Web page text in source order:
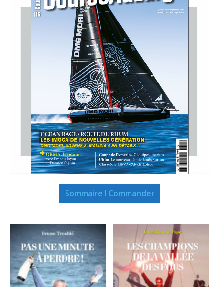
Sommaire I Commander